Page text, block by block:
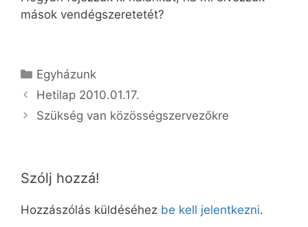
mások vendégszeretetét?
Kategória
Egyházunk
Hetilap 2010.01.17.
Szükség van közösségszervezőkre
Szólj hozzá!
Hozzászólás küldéséhez be kell jelentkezni.